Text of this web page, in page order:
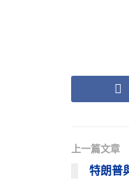
上一篇文章
特朗普